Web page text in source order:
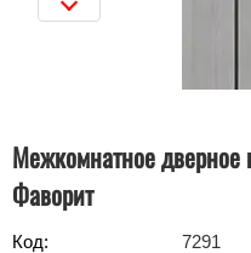
Межкомнатное дверное
Фаворит
Код:
7291